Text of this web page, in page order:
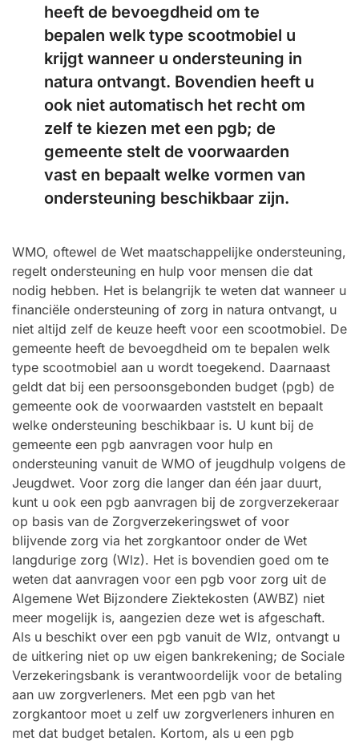
heeft de bevoegdheid om te
bepalen welk type scootmobiel u
krijgt wanneer u ondersteuning in
natura ontvangt. Bovendien heeft u
ook niet automatisch het recht om
zelf te kiezen met een pgb; de
gemeente stelt de voorwaarden
vast en bepaalt welke vormen van
ondersteuning beschikbaar zijn.
WMO, oftewel de Wet maatschappelijke ondersteuning,
regelt ondersteuning en hulp voor mensen die dat
nodig hebben. Het is belangrijk te weten dat wanneer u
financiële ondersteuning of zorg in natura ontvangt, u
niet altijd zelf de keuze heeft voor een scootmobiel. De
gemeente heeft de bevoegdheid om te bepalen welk
type scootmobiel aan u wordt toegekend. Daarnaast
geldt dat bij een persoonsgebonden budget (pgb) de
gemeente ook de voorwaarden vaststelt en bepaalt
welke ondersteuning beschikbaar is. U kunt bij de
gemeente een pgb aanvragen voor hulp en
ondersteuning vanuit de WMO of jeugdhulp volgens de
Jeugdwet. Voor zorg die langer dan één jaar duurt,
kunt u ook een pgb aanvragen bij de zorgverzekeraar
op basis van de Zorgverzekeringswet of voor
blijvende zorg via het zorgkantoor onder de Wet
langdurige zorg (Wlz). Het is bovendien goed om te
weten dat aanvragen voor een pgb voor zorg uit de
Algemene Wet Bijzondere Ziektekosten (AWBZ) niet
meer mogelijk is, aangezien deze wet is afgeschaft.
Als u beschikt over een pgb vanuit de Wlz, ontvangt u
de uitkering niet op uw eigen bankrekening; de Sociale
Verzekeringsbank is verantwoordelijk voor de betaling
aan uw zorgverleners. Met een pgb van het
zorgkantoor moet u zelf uw zorgverleners inhuren en
met dat budget betalen. Kortom, als u een pgb